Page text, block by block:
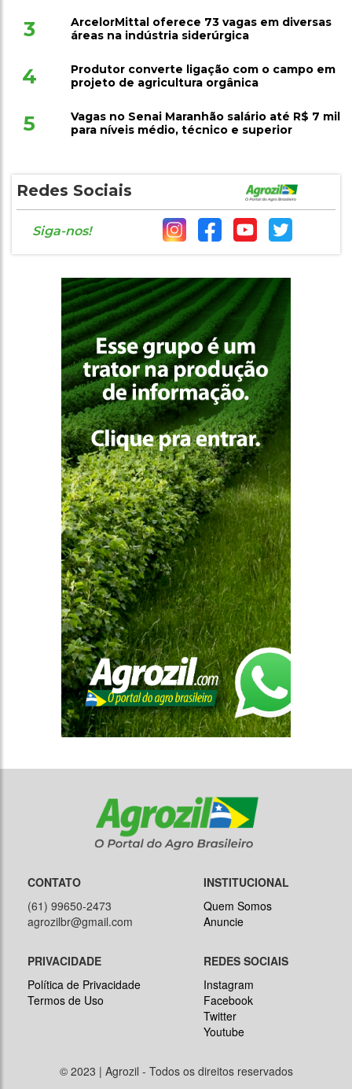
3
ArcelorMittal oferece 73 vagas em diversas
áreas na indústria siderúrgica
4
Produtor converte ligação com o campo em
projeto de agricultura orgânica
5
Vagas no Senai Maranhão salário até R$ 7 mil
para níveis médio, técnico e superior
Redes Sociais
Siga-nos!
CONTATO
(61) 99650-2473
agrozilbr@gmail.com
INSTITUCIONAL
Quem Somos
Anuncie
PRIVACIDADE
Política de Privacidade
Termos de Uso
REDES SOCIAIS
Instagram
Facebook
Twitter
Youtube
© 2023 | Agrozil - Todos os direitos reservados